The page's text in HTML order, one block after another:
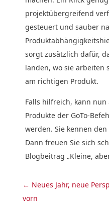
projektübergreifend
gesteuert und sauber
sorgt zusätzlich dafür,
landen, wo sie arbeiten
am richtigen Produkt.
Falls hilfreich, kann
Produkte der GoTo-
werden. Sie kennen
Dann freuen Sie sich
Blogbeitrag „Kleine,
← Neues Jahr, neue
vorn